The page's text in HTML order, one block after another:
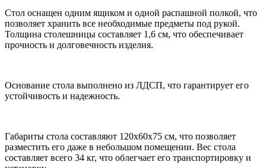
Стол оснащен одним ящиком и одной распашной полкой, что
позволяет хранить все необходимые предметы под рукой.
Толщина столешницы составляет 1,6 см, что обеспечивает
прочность и долговечность изделия.
Основание стола выполнено из ЛДСП, что гарантирует его
устойчивость и надежность.
Габариты стола составляют 120х60х75 см, что позволяет
разместить его даже в небольшом помещении. Вес стола
составляет всего 34 кг, что облегчает его транспортировку и